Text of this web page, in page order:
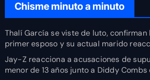
Chisme minuto a minuto
Thalí García se viste de luto, confirman
primer esposo y su actual marido
Jay-Z reacciona a acusaciones de
menor de 13 años junto a Diddy